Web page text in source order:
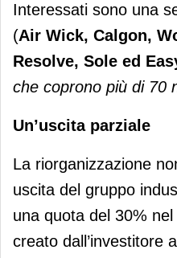
Interessati sono una
(Air Wick, Calgon,
Resolve, Sole ed
che coprono più di 70
Un’uscita parziale
La riorganizzazione
uscita del gruppo
una quota del 30%
creato dall’investitore